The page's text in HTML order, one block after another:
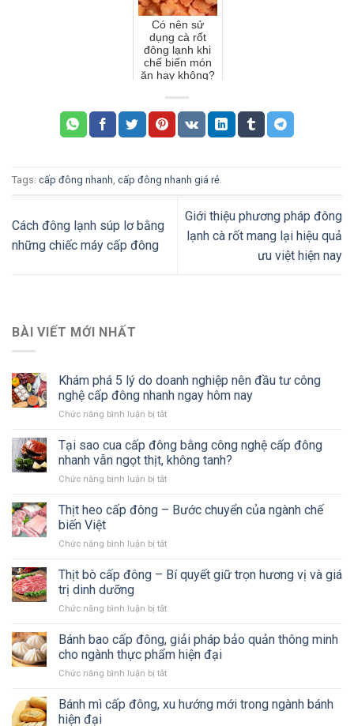
BÀI VIẾT MỚI NHẤT
Khám phá 5 lý do doanh nghiệp nên đầu tư công
nghệ cấp đông nhanh ngay hôm nay
Chức năng bình luận bị tắt
phá
5
nghiệp
nghệ
hôm
nay
Tại sao cua cấp đông bằng công nghệ cấp đông
nhanh vẫn ngọt thịt, không tanh?
Chức năng bình luận bị tắt
sao
công
vẫn
ngọt
Thịt heo cấp đông – Bước chuyển của ngành chế
biến Việt
Chức năng bình luận bị tắt
heo
chuyển
của
Việt
Thịt bò cấp đông – Bí quyết giữ trọn hương vị và giá
trị dinh dưỡng
Chức năng bình luận bị tắt
bò
cấp
quyết
Bánh bao cấp đông, giải pháp bảo quản thông minh
cho ngành thực phẩm hiện đại
Chức năng bình luận bị tắt
bao
Bánh mì cấp đông, xu hướng mới trong ngành bánh
hiện đại
Có nên sử
dụng cà rốt
đông lạnh khi
chế biến món
ăn hay không?
Tags: cấp đông nhanh, cấp đông nhanh giá rẻ.
Cách đông lạnh súp lơ bằng
những chiếc máy cấp đông
Giới thiệu phương pháp đông
lạnh cà rốt mang lại hiệu quả
ưu việt hiện nay